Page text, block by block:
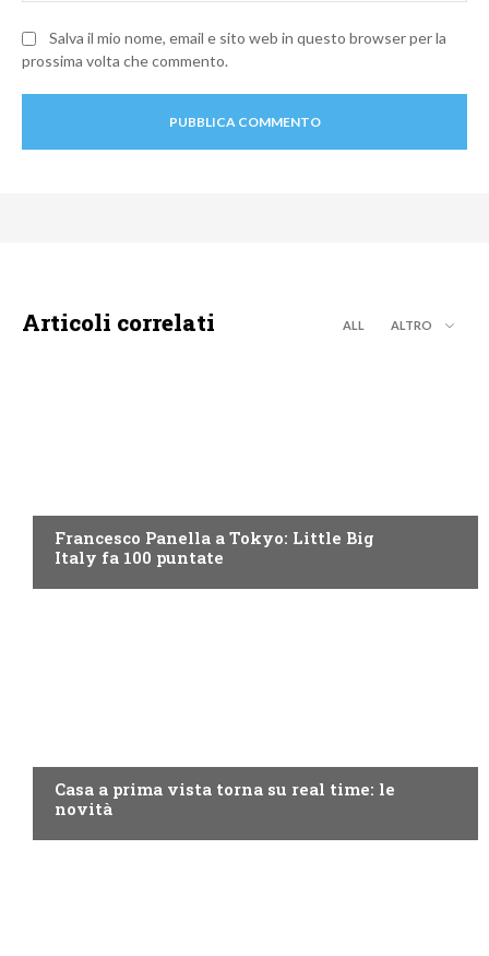
Salva il mio nome, email e sito web in questo browser per la
prossima volta che commento.
Articoli correlati ALL ALTRO
Francesco Panella a Tokyo: Little Big
Italy fa 100 puntate
Casa a prima vista torna su real time: le
novità